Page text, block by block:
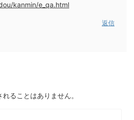
kanmin/e_qa.html
返信
ることはありません。